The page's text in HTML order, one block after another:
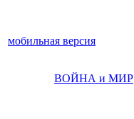
мобильная версия
ВОЙНА и МИР